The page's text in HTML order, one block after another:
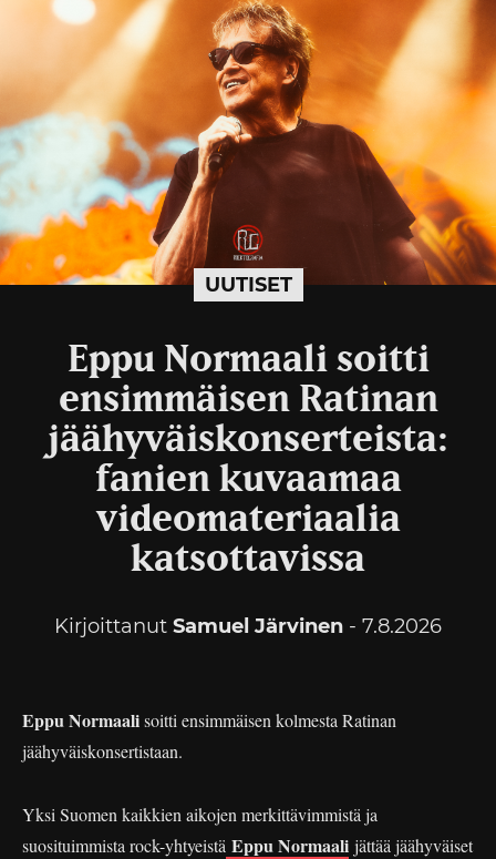
UUTISET
Eppu Normaali soitti
ensimmäisen Ratinan
jäähyväiskonserteista:
fanien kuvaamaa
videomateriaalia
katsottavissa
Kirjoittanut Samuel Järvinen - 7.8.2026
Eppu Normaalisoitti ensimmäisen kolmesta Ratinan
jäähyväiskonsertistaan.
Yksi Suomen kaikkien aikojen merkittävimmistä ja
suosituimmista rock-yhtyeistä Eppu Normaali jättää jäähyväiset